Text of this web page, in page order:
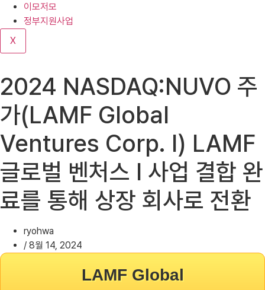
기
이모저모
정부지원사업
X
2024 NASDAQ:NUVO 주
가(LAMF Global
Ventures Corp. I) LAMF
글로벌 벤처스 I 사업 결합 완
료를 통해 상장 회사로 전환
ryohwa
/ 8월 14, 2024
LAMF Global